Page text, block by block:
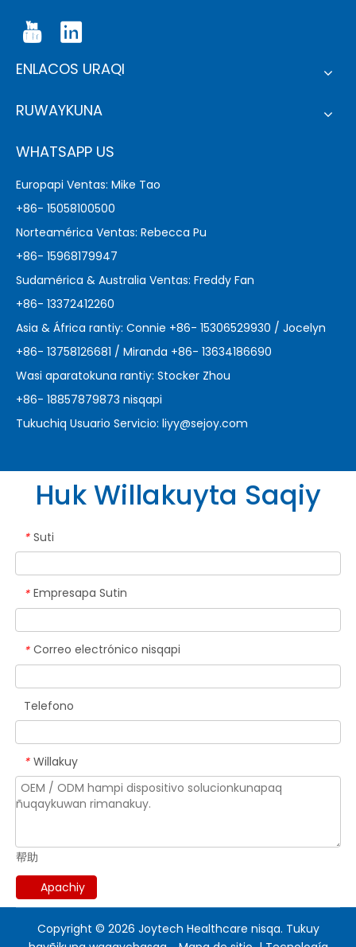
ENLACOS URAQI
RUWAYKUNA
WHATSAPP US
Europapi Ventas: Mike Tao
+86- 15058100500
Norteamérica Ventas: Rebecca Pu
+86- 15968179947
Sudamérica & Australia Ventas: Freddy Fan
+86- 13372412260
Asia & África rantiy: Connie +86- 15306529930 / Jocelyn
+86- 13758126681 / Miranda +86- 13634186690
Wasi aparatokuna rantiy: Stocker Zhou
+86- 18857879873 nisqapi
Tukuchiq Usuario Servicio: liyy@sejoy.com
Huk Willakuyta Saqiy
* Suti
* Empresapa Sutin
* Correo electrónico nisqapi
Telefono
* Willakuy
帮助
Apachiy
Copyright © 2026 Joytech Healthcare nisqa. Tukuy